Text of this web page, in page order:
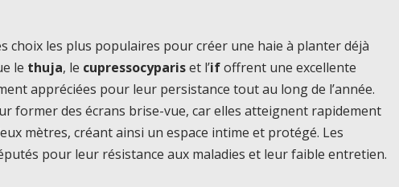
choix les plus populaires pour créer une haie à planter déjà
le thuja, le cupressocypariset l’ifoffrent une excellente
appréciées pour leur persistance tout au long de l’année.
former des écrans brise-vue, car elles atteignent rapidement
mètres, créant ainsi un espace intime et protégé. Les
pour leur résistance aux maladies et leur faible entretien.